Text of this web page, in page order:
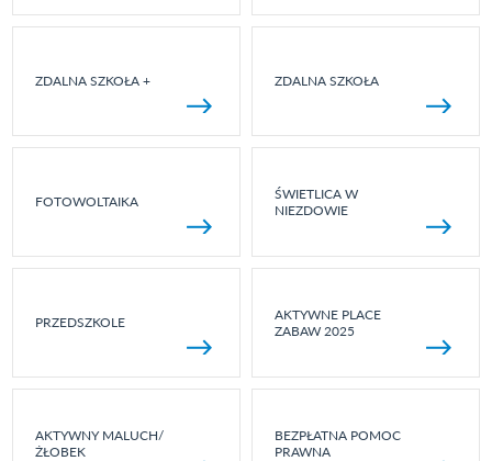
ZDALNA SZKOŁA + ZDALNA SZKOŁA
FOTOWOLTAIKA
ŚWIETLICA W
NIEZDOWIE
PRZEDSZKOLE
AKTYWNE PLACE
ZABAW 2025
AKTYWNY MALUCH/
ŻŁOBEK
BEZPŁATNA POMOC
PRAWNA